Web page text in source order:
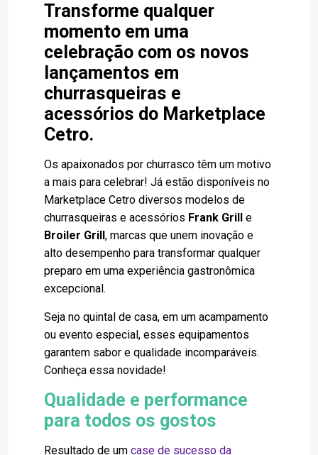
Transforme qualquer
momento em uma
celebração com os novos
lançamentos em
churrasqueiras e
acessórios do Marketplace
Cetro.
Os apaixonados por churrasco têm um motivo
a mais para celebrar! Já estão disponíveis no
Marketplace Cetro diversos modelos de
churrasqueiras e acessórios Frank Grill
e
Broiler Grill , marcas que unem inovação e
alto desempenho para transformar qualquer
preparo em uma experiência gastronômica
excepcional.
Seja no quintal de casa, em um acampamento
ou evento especial, esses equipamentos
garantem sabor e qualidade incomparáveis.
Conheça essa novidade!
Qualidade e performance
para todos os gostos
Resultado de um case de sucesso da